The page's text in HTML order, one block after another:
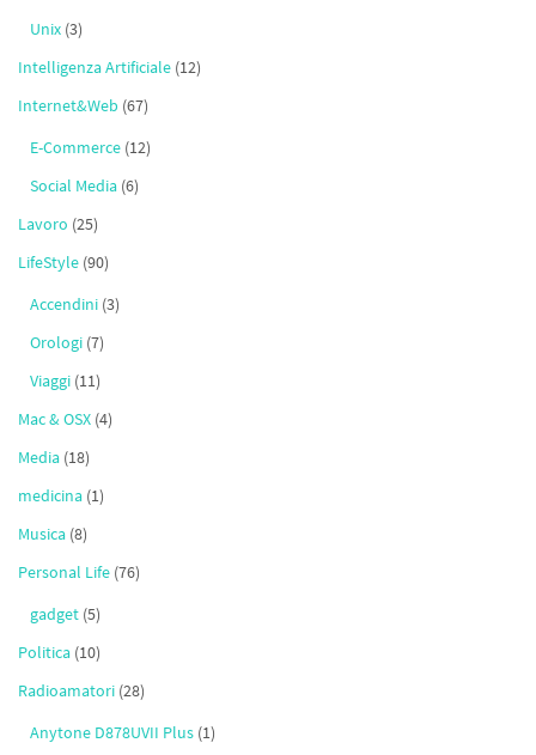
Unix (3)
Intelligenza Artificiale (12)
Internet&Web (67)
E-Commerce (12)
Social Media (6)
Lavoro (25)
LifeStyle (90)
Accendini (3)
Orologi (7)
Viaggi (11)
Mac & OSX (4)
Media (18)
medicina (1)
Musica (8)
Personal Life (76)
gadget (5)
Politica (10)
Radioamatori (28)
Anytone D878UVII Plus (1)